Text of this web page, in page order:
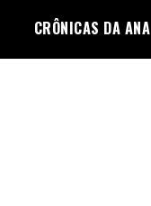
CRÔNICAS DA ANA